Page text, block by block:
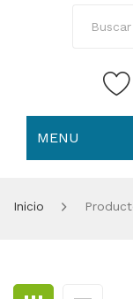
MENU
BLOG
Inicio